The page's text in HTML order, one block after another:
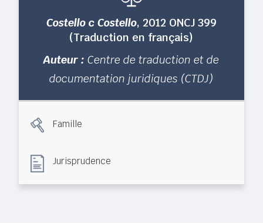
Costello c Costello, 2012 ONCJ 399
(Traduction en français)
Auteur : Centre de traduction et de
documentation juridiques (CTDJ)
Famille
Jurisprudence